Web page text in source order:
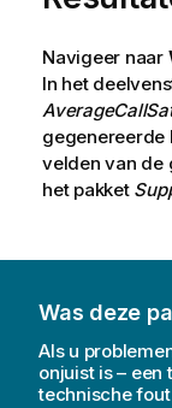
Navigeer naar
In het
gegenereerde
velden van de
het pakket
Was deze
Als u
onjuist is – een
technische